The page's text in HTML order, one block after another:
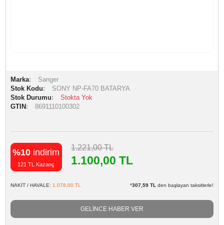
Marka
Sanger
Stok Kodu
SONY NP-FA70 BATARYA
Stokta Yok
GTIN
8691110100302